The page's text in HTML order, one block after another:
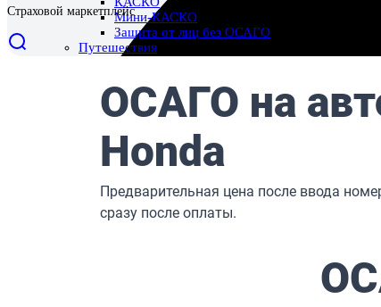
Мини-КАСКО
Защита от лиц без ОСАГО
Путешествия
Отмена поездки
Имущество
Страхование дома
Страхование ответственности перед соседями
Ипотека
Жизнь и здоровье
Страхование от несчастных случаев
Страхование спортсменов
Страховой маркетплейс